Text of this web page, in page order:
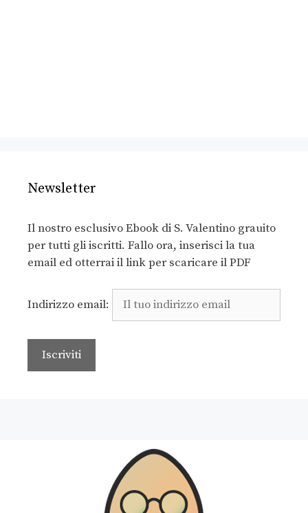
Newsletter
Il nostro esclusivo Ebook di S. Valentino grauito
per tutti gli iscritti. Fallo ora, inserisci la tua
email ed otterrai il link per scaricare il PDF
Indirizzo email: